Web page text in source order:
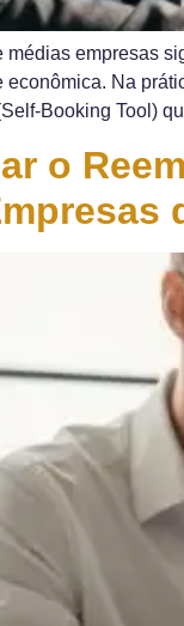
empresas
Na
Booking Tool)
o